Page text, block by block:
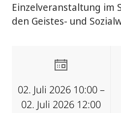
Einzelveranstaltung im
den Geistes- und
02. Juli 2026 10:00 –
02. Juli 2026 12:00